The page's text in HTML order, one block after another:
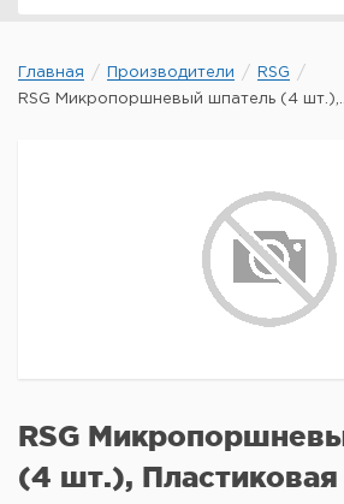
Главная Производители
RSG
RSG Микропоршневый шпатель (4 шт.),...
RSG
(4 шт.), Пластиковая